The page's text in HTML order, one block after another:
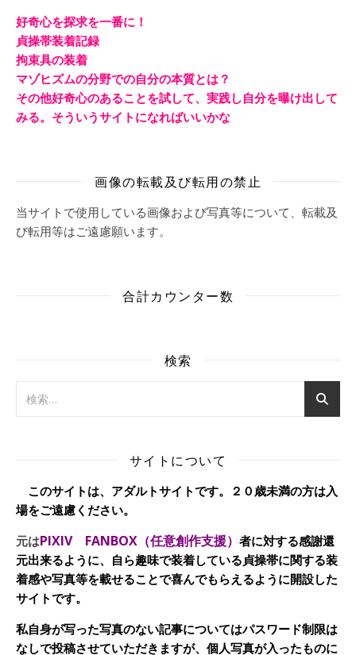
好奇心を探求を一番に！
貞操帯装着記録
拘束具の装着
マゾヒズムの分野での自分の本質とは？
その他好奇心のあることを試して、実践し自分を曝け出して
みる。そういうサイトになればいいかな
画像の転載及び転用の禁止
当サイトで使用している画像および写真等について、転載及
び転用等はご遠慮願います。
合計カウンター数
検索
サイトについて
このサイトは、アダルトサイトです。２０歳未満の方は入
場をご遠慮ください。
元はPIXIV FANBOX（任意創作支援） 者に対する感謝還
元出来るように、自ら趣味で装着している貞操帯に関する装
着感や写真等を載せることで喜んでもらえるように開設した
サイトです。
私自身が写った写真のない記事についてはパスワード制限は
なしで投稿させていただきますが、個人写真が入ったものに